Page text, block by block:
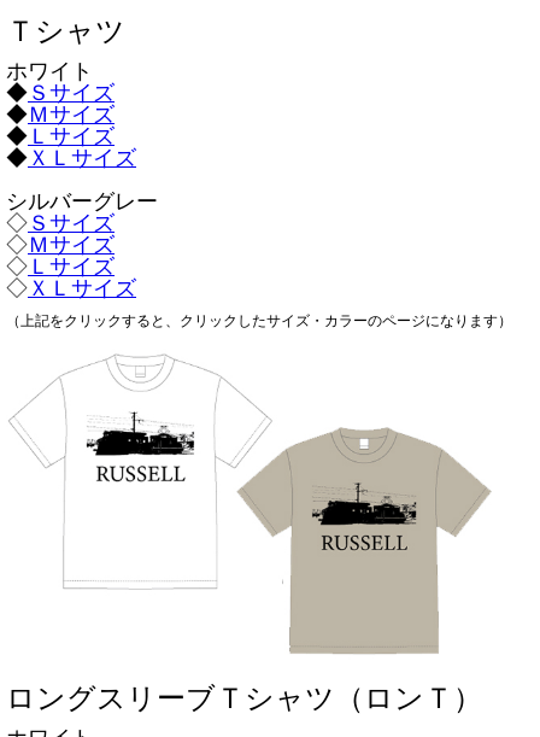
Ｔシャツ
ホワイト
◆ Ｓサイズ
◆Ｍサイズ
◆ Ｌサイズ
◆ ＸＬサイズ
シルバーグレー
◇ Ｓサイズ
◇Ｍサイズ
◇ Ｌサイズ
◇ ＸＬサイズ
（上記をクリックすると、クリックしたサイズ・カラーのページになります）
ロングスリーブＴシャツ（ロンＴ）